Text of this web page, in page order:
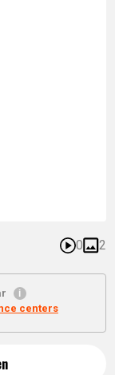
0 2
centers